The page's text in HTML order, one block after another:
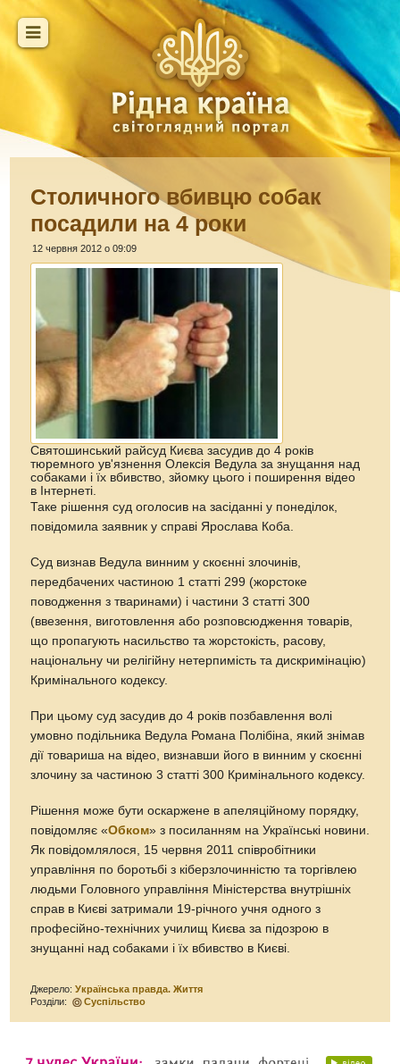
Столичного вбивцю собак
посадили на 4 роки
12 червня 2012 о 09:09
Святошинський райсуд Києва засудив до 4 років
тюремного ув'язнення Олексія Ведула за знущання над
собаками і їх вбивство, зйомку цього і поширення відео
в Інтернеті.
Таке рішення суд оголосив на засіданні у понеділок,
повідомила заявник у справі Ярослава Коба.
Суд визнав Ведула винним у скоєнні злочинів,
передбачених частиною 1 статті 299 (жорстоке
поводження з тваринами) і частини 3 статті 300
(ввезення, виготовлення або розповсюдження товарів,
що пропагують насильство та жорстокість, расову,
національну чи релігійну нетерпимість та дискримінацію)
Кримінального кодексу.
При цьому суд засудив до 4 років позбавлення волі
умовно подільника Ведула Романа Полібіна, який знімав
дії товариша на відео, визнавши його в винним у скоєнні
злочину за частиною 3 статті 300 Кримінального кодексу.
Рішення може бути оскаржене в апеляційному порядку,
повідомляє «Обком» з посиланням на Українські новини.
Як повідомлялося, 15 червня 2011 співробітники
управління по боротьбі з кіберзлочинністю та торгівлею
людьми Головного управління Міністерства внутрішніх
справ в Києві затримали 19-річного учня одного з
професійно-технічних училищ Києва за підозрою в
знущанні над собаками і їх вбивство в Києві.
Джерело:Українська правда. Життя
Розділи:
Суспільство